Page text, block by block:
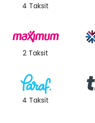
4 Taksit
2 Taksit
4 Taksit